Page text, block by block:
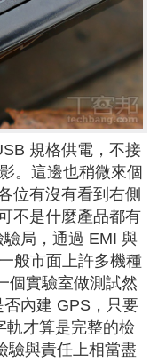
規格供電，不接
。這邊也稍微來個
位有沒有看到右側
不是什麼產品都有
局，通過 EMI 與
般市面上許多機種
個實驗室做測試然
內建 GPS，只要
軌才算是完整的檢
驗與責任上相當盡